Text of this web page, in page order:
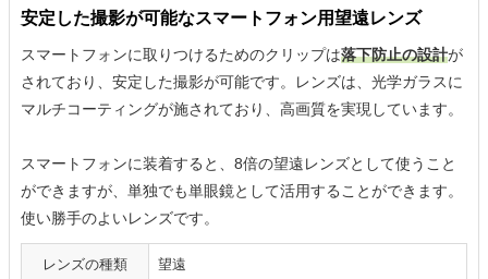
安定した撮影が可能なスマートフォン用望遠レンズ
スマートフォンに取りつけるためのクリップは落下防止の設計が
されており、安定した撮影が可能です。レンズは、光学ガラスに
マルチコーティングが施されており、高画質を実現しています。
スマートフォンに装着すると、8倍の望遠レンズとして使うこと
ができますが、単独でも単眼鏡として活用することができます。
使い勝手のよいレンズです。
レンズの種類 望遠